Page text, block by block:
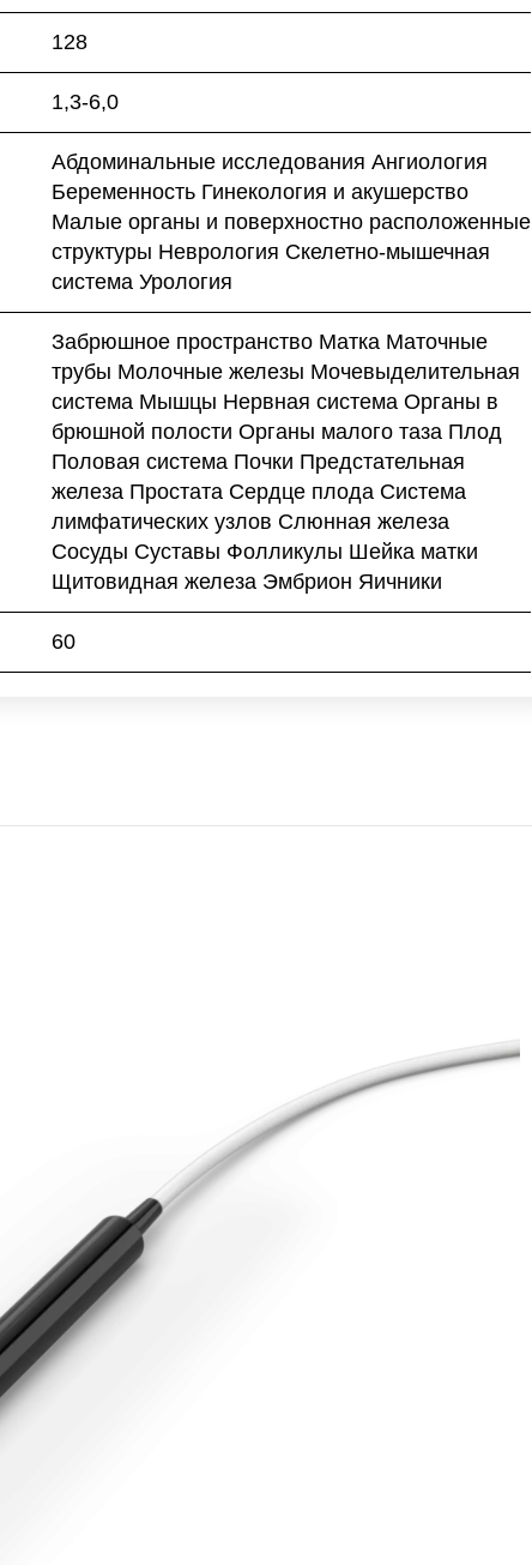
128
1,3-6,0
Абдоминальные исследования Ангиология
Беременность Гинекология и акушерство
Малые органы и поверхностно расположенные
структуры Неврология Скелетно-мышечная
система Урология
Забрюшное пространство Матка Маточные
трубы Молочные железы Мочевыделительная
система Мышцы Нервная система Органы в
брюшной полости Органы малого таза Плод
Половая система Почки Предстательная
железа Простата Сердце плода Система
лимфатических узлов Слюнная железа
Сосуды Суставы Фолликулы Шейка матки
Щитовидная железа Эмбрион Яичники
60